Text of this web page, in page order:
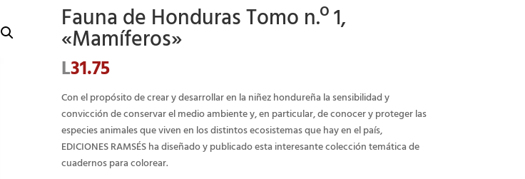
Fauna de Honduras Tomo n.º 1,
«Mamíferos»
L31.75
Con el propósito de crear y desarrollar en la niñez hondureña la sensibilidad y
convicción de conservar el medio ambiente y, en particular, de conocer y proteger las
especies animales que viven en los distintos ecosistemas que hay en el país,
EDICIONES RAMSÉS ha diseñado y publicado esta interesante colección temática de
cuadernos para colorear.